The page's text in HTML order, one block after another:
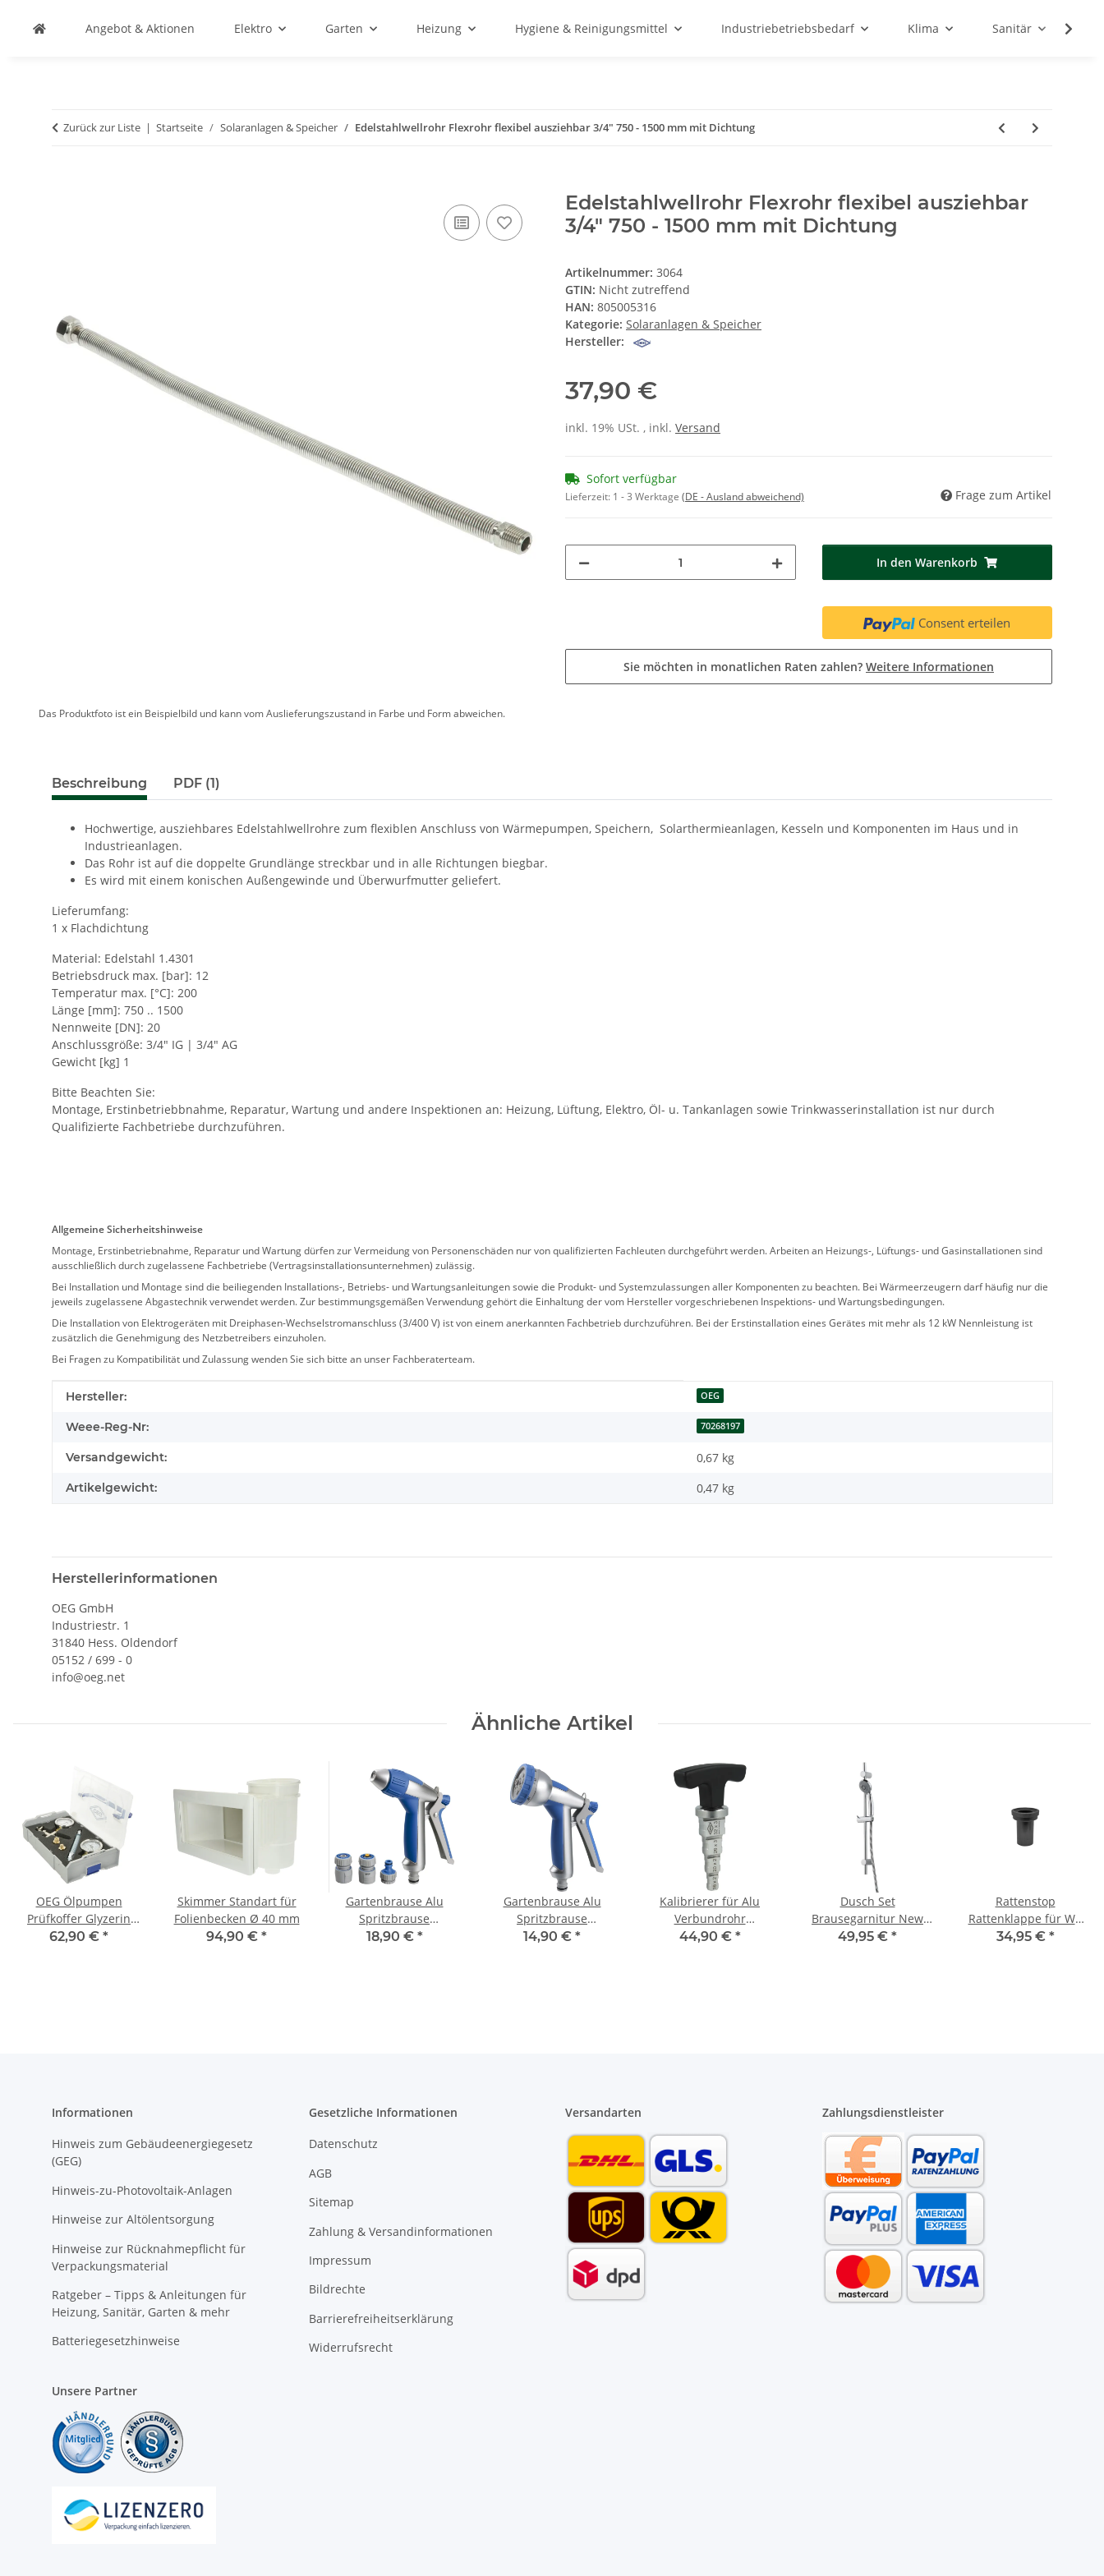
Angebot & Aktionen Elektro Garten Heizung Hygiene & Reinigungsmittel Industriebetriebsbedarf Klima Sanitär
Zurück zur Liste Startseite Solaranlagen & Speicher Edelstahlwellrohr Flexrohr flexibel ausziehbar 3/4" 750 - 1500 mm mit Dichtung
Das Produktfoto ist ein Beispielbild und kann vom Auslieferungszustand in Farbe und Form abweichen.
Edelstahlwellrohr Flexrohr flexibel ausziehbar
3/4" 750 - 1500 mm mit Dichtung
Artikelnummer: 3064
GTIN: Nicht zutreffend
HAN: 805005316
Kategorie: Solaranlagen & Speicher
Hersteller:
37,90 €
inkl. 19% USt. , inkl. Versand
Sofort verfügbar
Lieferzeit: 1 - 3 Werktage (DE - Ausland abweichend) Frage zum Artikel
In den Warenkorb
Consent erteilen
Sie möchten in monatlichen Raten zahlen? Weitere Informationen
Beschreibung PDF (1)
Hochwertige, ausziehbares Edelstahlwellrohre zum flexiblen Anschluss von Wärmepumpen, Speichern, Solarthermieanlagen, Kesseln und Komponenten im Haus und in
Industrieanlagen.
Das Rohr ist auf die doppelte Grundlänge streckbar und in alle Richtungen biegbar.
Es wird mit einem konischen Außengewinde und Überwurfmutter geliefert.
Lieferumfang:
1 x Flachdichtung
Material: Edelstahl 1.4301
Betriebsdruck max. [bar]: 12
Temperatur max. [°C]: 200
Länge [mm]: 750 .. 1500
Nennweite [DN]: 20
Anschlussgröße: 3/4" IG | 3/4" AG
Gewicht [kg] 1
Bitte Beachten Sie:
Montage, Erstinbetriebbnahme, Reparatur, Wartung und andere Inspektionen an: Heizung, Lüftung, Elektro, Öl- u. Tankanlagen sowie Trinkwasserinstallation ist nur durch
Qualifizierte Fachbetriebe durchzuführen.
Allgemeine Sicherheitshinweise
Montage, Erstinbetriebnahme, Reparatur und Wartung dürfen zur Vermeidung von Personenschäden nur von qualifizierten Fachleuten durchgeführt werden. Arbeiten an Heizungs-, Lüftungs- und Gasinstallationen sind
ausschließlich durch zugelassene Fachbetriebe (Vertragsinstallationsunternehmen) zulässig.
Bei Installation und Montage sind die beiliegenden Installations-, Betriebs- und Wartungsanleitungen sowie die Produkt- und Systemzulassungen aller Komponenten zu beachten. Bei Wärmeerzeugern darf häufig nur die
jeweils zugelassene Abgastechnik verwendet werden. Zur bestimmungsgemäßen Verwendung gehört die Einhaltung der vom Hersteller vorgeschriebenen Inspektions- und Wartungsbedingungen.
Die Installation von Elektrogeräten mit Dreiphasen-Wechselstromanschluss (3/400 V) ist von einem anerkannten Fachbetrieb durchzuführen. Bei der Erstinstallation eines Gerätes mit mehr als 12 kW Nennleistung ist
zusätzlich die Genehmigung des Netzbetreibers einzuholen.
Bei Fragen zu Kompatibilität und Zulassung wenden Sie sich bitte an unser Fachberaterteam.
Produkteigenschaft
Wert
Hersteller: OEG
Weee-Reg-Nr: 70268197
Versandgewicht: 0,67 kg
Artikelgewicht: 0,47 kg
Herstellerinformationen
OEG GmbH
Industriestr. 1
31840 Hess. Oldendorf
05152 / 699 - 0
info@oeg.net
Ähnliche Artikel
OEG Ölpumpen
Prüfkoffer Glyzerin
PPKG
62,90 € *
Skimmer Standart für
Folienbecken Ø 40 mm
94,90 € *
Gartenbrause Alu
Spritzbrause
Sprühpistole stufenlos
18,90 € *
Gartenbrause Alu
Spritzbrause
Sprühpistole 8 fach
14,90 € *
Kalibrierer für Alu
Verbundrohr
Kunststoffrohr 16 bis
44,90 € *
Dusch Set
Brausegarnitur New
Cento verchromt mit
49,95 € *
Rattenstop
Rattenklappe für WC
Anschlussgarnitur DN
34,95 € *
Informationen
Hinweis zum Gebäudeenergiegesetz
(GEG)
Hinweis-zu-Photovoltaik-Anlagen
Hinweise zur Altölentsorgung
Hinweise zur Rücknahmepflicht für
Verpackungsmaterial
Ratgeber – Tipps & Anleitungen für
Heizung, Sanitär, Garten & mehr
Batteriegesetzhinweise
Gesetzliche Informationen
Datenschutz
AGB
Sitemap
Zahlung & Versandinformationen
Impressum
Bildrechte
Barrierefreiheitserklärung
Widerrufsrecht
Versandarten Zahlungsdienstleister
Unsere Partner